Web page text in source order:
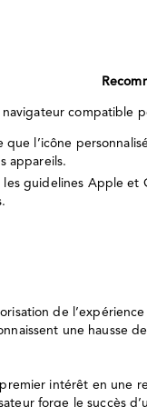
navigateur compatible
que l’icône
appareils.
les guidelines Apple et
de
une hausse
intérêt en une
forge le succès